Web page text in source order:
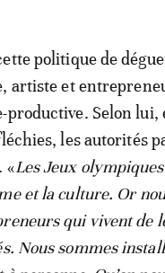
politique de
artiste et
productive. Selon lui,
les autorités
«Les Jeux
et la culture. Or
qui vivent de
Nous sommes